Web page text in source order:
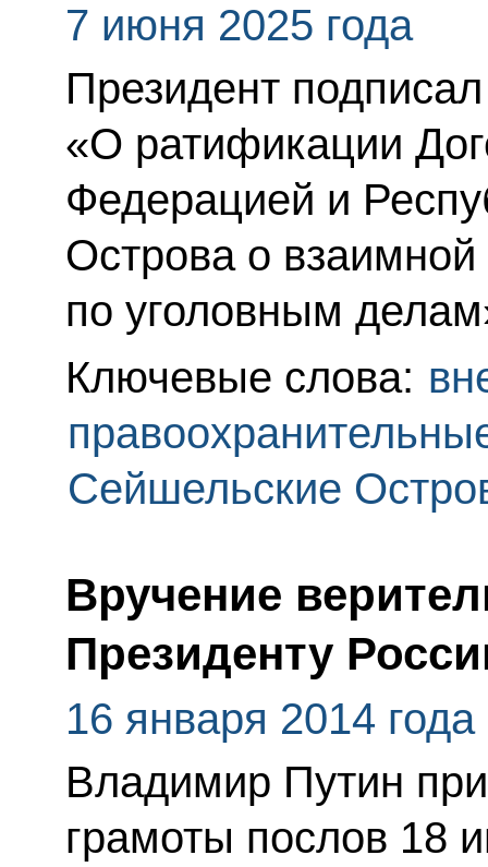
7 июня 2025 года
Президент
«О ратификации
Федерацией и
Острова о
по уголовным
Ключевые слова:
Сейшельские
Вручение
Президенту
16 января 2014 года
Владимир Путин
грамоты послов 18